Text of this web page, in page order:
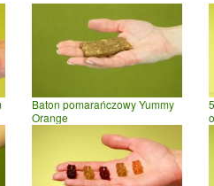
Baton pomarańczowy Yummy
Orange